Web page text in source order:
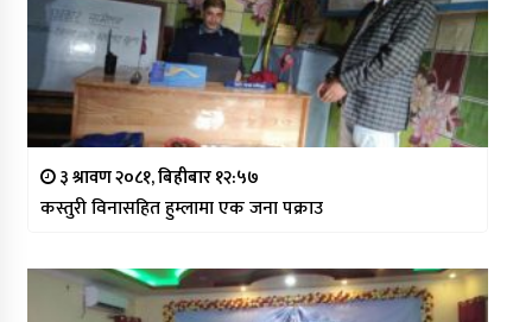
३ श्रावण २०८१, बिहीबार १२:५७
कस्तुरी विनासहित हुम्लामा एक जना पक्राउ